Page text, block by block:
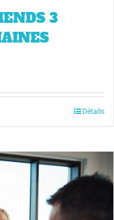
3
Détails